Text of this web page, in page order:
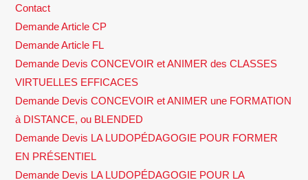
Contact
Demande Article CP
Demande Article FL
Demande Devis CONCEVOIR et ANIMER des CLASSES
VIRTUELLES EFFICACES
Demande Devis CONCEVOIR et ANIMER une FORMATION
à DISTANCE, ou BLENDED
Demande Devis LA LUDOPÉDAGOGIE POUR FORMER
EN PRÉSENTIEL
Demande Devis LA LUDOPÉDAGOGIE POUR LA